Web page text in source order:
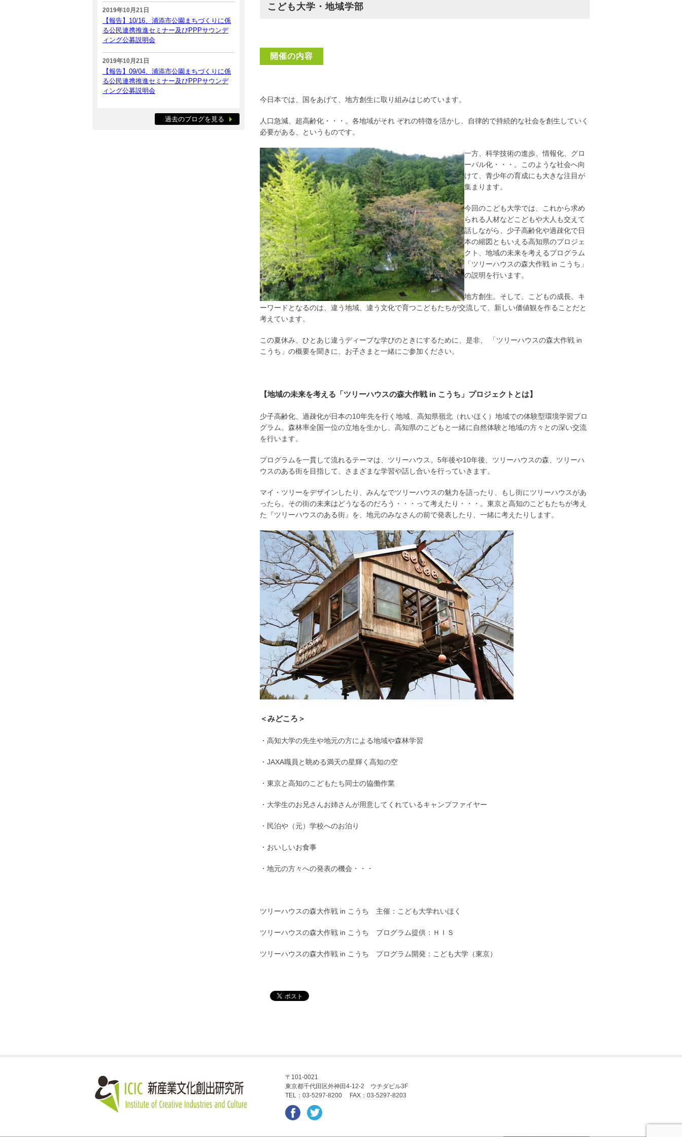
こども大学・地域学部
開催の内容
今日本では、国をあげて、地方創生に取り組みはじめています。
人口急減、超高齢化・・・。各地域がそれ ぞれの特徴を活かし、自律的で持続的な社会を創生していく
必要がある、というものです。
一方、科学技術の進歩、情報化、グロ
ーバル化・・・。このような社会へ向
けて、青少年の育成にも大きな注目が
集まります。
今回のこども大学では、これから求め
られる人材などこどもや大人も交えて
話しながら、少子高齢化や過疎化で日
本の縮図ともいえる高知県のプロジェ
クト、地域の未来を考えるプログラム
「ツリーハウスの森大作戦 in こうち」
の説明を行います。
地方創生。そして、こどもの成長。キ
ーワードとなるのは、違う地域、違う文化で育つこどもたちが交流して、新しい価値観を作ることだと
考えています。
この夏休み、ひとあじ違うディープな学びのときにするために、是非、 「ツリーハウスの森大作戦 in
こうち」の概要を聞きに、お子さまと一緒にご参加ください。
【地域の未来を考える「ツリーハウスの森大作戦 in こうち」プロジェクトとは】
少子高齢化、過疎化が日本の10年先を行く地域、高知県嶺北（れいほく）地域での体験型環境学習プロ
グラム。森林率全国一位の立地を生かし、高知県のこどもと一緒に自然体験と地域の方々との深い交流
を行います。
プログラムを一貫して流れるテーマは、ツリーハウス。5年後や10年後、ツリーハウスの森、ツリーハ
ウスのある街を目指して、さまざまな学習や話し合いを行っていきます。
マイ・ツリーをデザインしたり、みんなでツリーハウスの魅力を語ったり、もし街にツリーハウスがあ
ったら、その街の未来はどうなるのだろう・・・って考えたり・・・。東京と高知のこどもたちが考え
た『ツリーハウスのある街』を、地元のみなさんの前で発表したり、一緒に考えたりします。
＜みどころ＞
・高知大学の先生や地元の方による地域や森林学習
・JAXA職員と眺める満天の星輝く高知の空
・東京と高知のこどもたち同士の協働作業
・大学生のお兄さんお姉さんが用意してくれているキャンプファイヤー
・民泊や（元）学校へのお泊り
・おいしいお食事
・地元の方々への発表の機会・・・
ツリーハウスの森大作戦 in こうち 主催：こども大学れいほく
ツリーハウスの森大作戦 in こうち プログラム提供：ＨＩＳ
ツリーハウスの森大作戦 in こうち プログラム開発：こども大学（東京）
2019年10月21日
【報告】10/16、浦添市公園まちづくりに係
る公民連携推進セミナー及びPPPサウンデ
ィング公募説明会
2019年10月21日
【報告】09/04、浦添市公園まちづくりに係
る公民連携推進セミナー及びPPPサウンデ
ィング公募説明会
過去のブログを見る
〒101-0021
東京都千代田区外神田4-12-2 ウチダビル3F
TEL：03-5297-8200 FAX：03-5297-8203